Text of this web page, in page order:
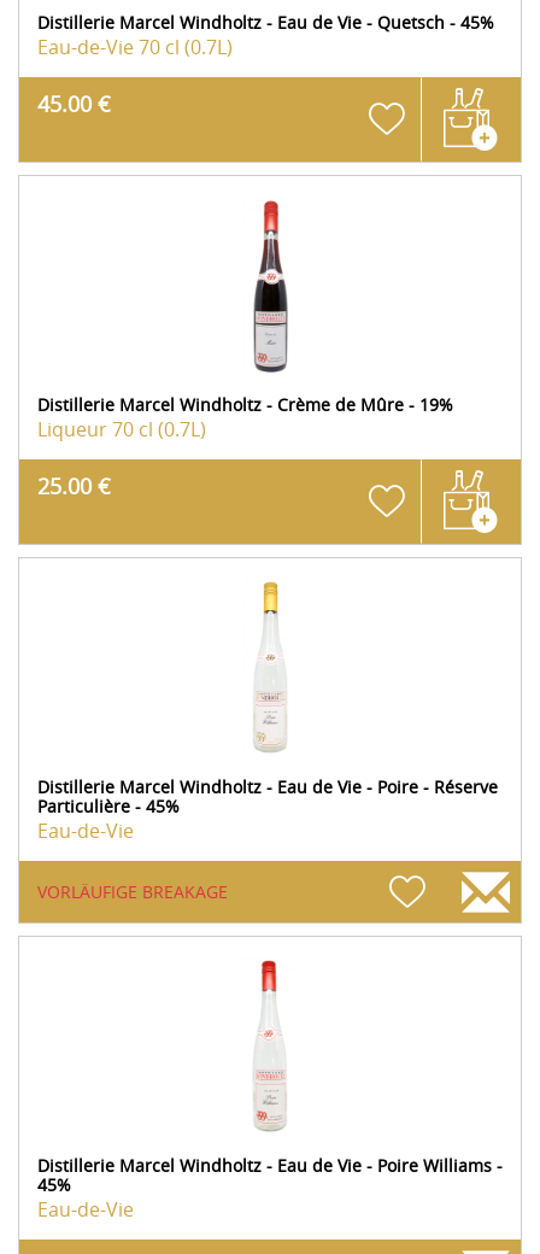
Distillerie Marcel Windholtz - Eau de Vie - Quetsch - 45%
Eau-de-Vie70 cl (0.7L)
45.00 €
Distillerie Marcel Windholtz - Crème de Mûre - 19%
Liqueur70 cl (0.7L)
25.00 €
Distillerie Marcel Windholtz - Eau de Vie - Poire - Réserve
Particulière - 45%
Eau-de-Vie
VORLÄUFIGE BREAKAGE
Distillerie Marcel Windholtz - Eau de Vie - Poire Williams -
45%
Eau-de-Vie